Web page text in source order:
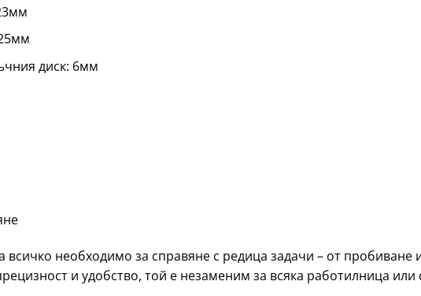
диск: 6мм
необходимо за справяне с редица задачи – от пробиване
и удобство, той е незаменим за всяка работилница или